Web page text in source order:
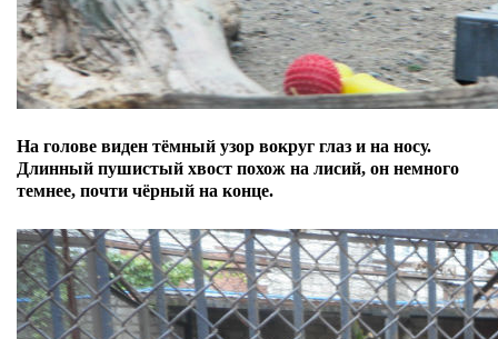
На голове виден тёмный узор вокруг глаз и на носу.
Длинный пушистый хвост похож на лисий, он немного
темнее, почти чёрный на конце.